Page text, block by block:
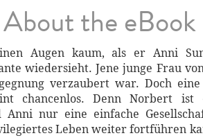
About the eBook
Augen kaum, als er Anni
wiedersieht. Jene junge Frau
verzaubert war. Doch eine
chancenlos. Denn Norbert ist
Anni nur eine einfache
Leben weiter fortführen